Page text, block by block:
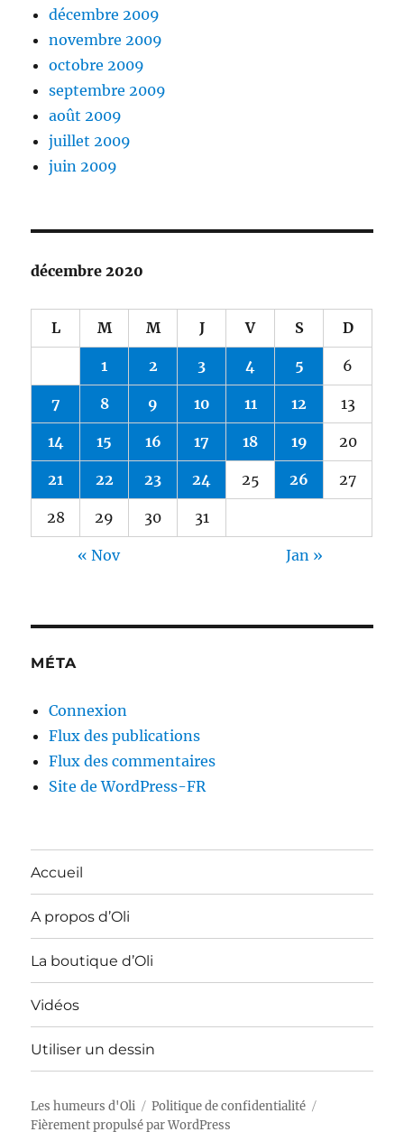
décembre 2009
novembre 2009
octobre 2009
septembre 2009
août 2009
juillet 2009
juin 2009
décembre 2020
L M M J V S D
1 2 3 4 5 6
7 8 9 10 11 12 13
14 15 16 17 18 19 20
21 22 23 24 25 26 27
28 29 30 31
« Nov Jan »
MÉTA
Connexion
Flux des publications
Flux des commentaires
Site de WordPress-FR
Accueil
A propos d’Oli
La boutique d’Oli
Vidéos
Utiliser un dessin
Les humeurs d'Oli
Politique de confidentialité
Fièrement propulsé par WordPress